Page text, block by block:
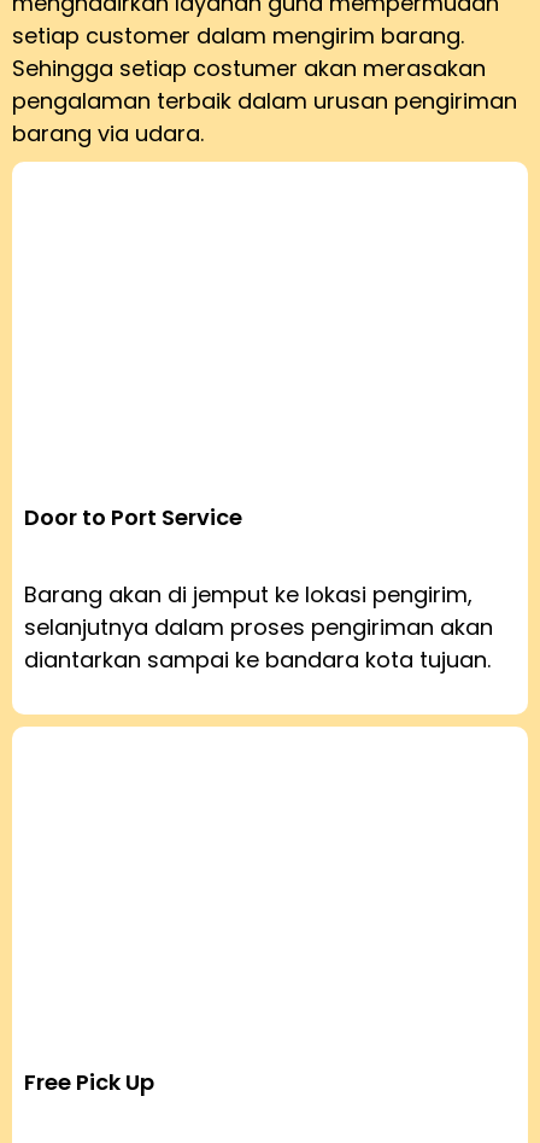
setiap customer dalam mengirim barang.
Sehingga setiap costumer akan merasakan
pengalaman terbaik dalam urusan pengiriman
barang via udara.
Door to Port Service
Barang akan di jemput ke lokasi pengirim,
selanjutnya dalam proses pengiriman akan
diantarkan sampai ke bandara kota tujuan.
Free Pick Up